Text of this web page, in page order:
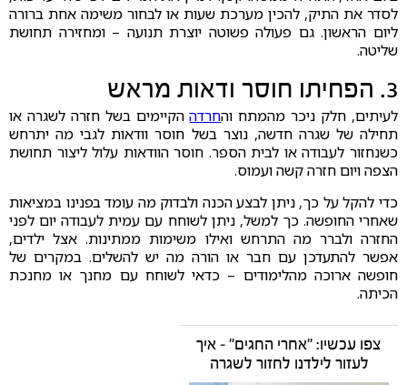
לסדר את התיק, להכין מערכת שעות או לבחור משימה אחת ברורה
ליום הראשון. גם פעולה פשוטה יוצרת תנועה – ומחזירה תחושת
שליטה.
3. הפחיתו חוסר ודאות מראש
לעיתים, חלק ניכר מהמתח והחרדההקיימים בשל חזרה לשגרה או
תחילה של שגרה חדשה, נוצר בשל חוסר וודאות לגבי מה יתרחש
כשנחזור לעבודה או לבית הספר. חוסר הוודאות עלול ליצור תחושת
הצפה ויום חזרה קשה ועמוס.
כדי להקל על כך, ניתן לבצע הכנה ולבדוק מה עומד בפנינו במציאות
שאחרי החופשה. כך למשל, ניתן לשוחח עם עמית לעבודה יום לפני
החזרה ולברר מה התרחש ואילו משימות ממתינות. אצל ילדים,
אפשר להתעדכן עם חבר או הורה מה יש להשלים. במקרים של
חופשה ארוכה מהלימודים – כדאי לשוחח עם מחנך או מחנכת
הכיתה.
צפו עכשיו: "אחרי החגים" – איך
לעזור לילדנו לחזור לשגרה